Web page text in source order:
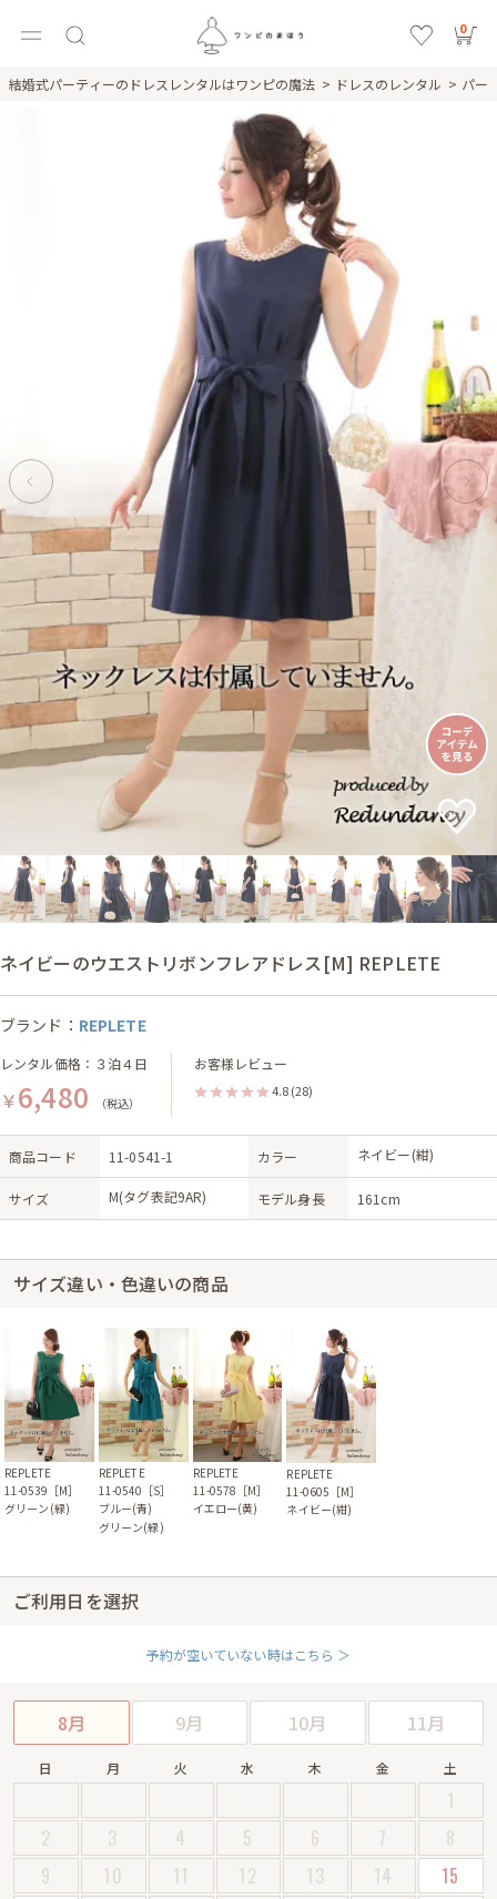
0
結婚式パーティーのドレスレンタルはワンピの魔法 ドレスのレンタル パー
ネイビーのウエストリボンフレアドレス[M] REPLETE
ブランド： REPLETE
レンタル価格：３泊４日
￥6,480 （税込）
お客様レビュー
4.8 (28)
商品コード 11-0541-1 カラー ネイビー(紺)
サイズ M(タグ表記9AR) モデル身長 161cm
サイズ違い・色違いの商品
REPLETE
11-0539［M］
グリーン(緑)
REPLETE
11-0540［S］
ブルー(青)
グリーン(緑)
REPLETE
11-0578［M］
イエロー(黄)
REPLETE
11-0605［M］
ネイビー(紺)
ご利用日を選択
予約が空いていない時はこちら ＞
8月 9月 10月 11月
日 月 火 水 木 金 土
1
2
3 4 5 6 7
8
9
10 11 12 13 14
15